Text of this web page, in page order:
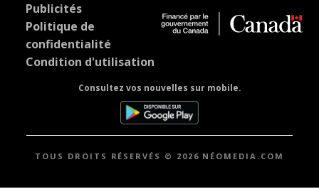
Publicités
Politique de
confidentialité
Condition d'utilisation
Consultez vos nouvelles sur mobile.
TOUS DROITS RÉSERVÉS © 2026 NÉOMEDIA.COM